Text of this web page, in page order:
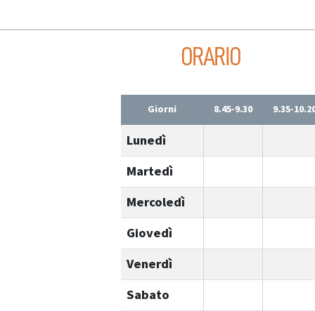
ORARIO
Giorni 8.45-9.30 9.35-
Lunedì
Martedì
Mercoledì
Giovedì
Venerdì
Sabato